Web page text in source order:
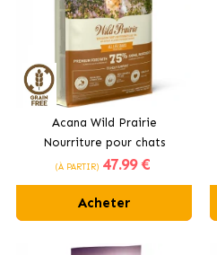
Acana Wild Prairie
Nourriture pour chats
adultes au poulet et à la
(À PARTIR) 47.99 €
Acheter